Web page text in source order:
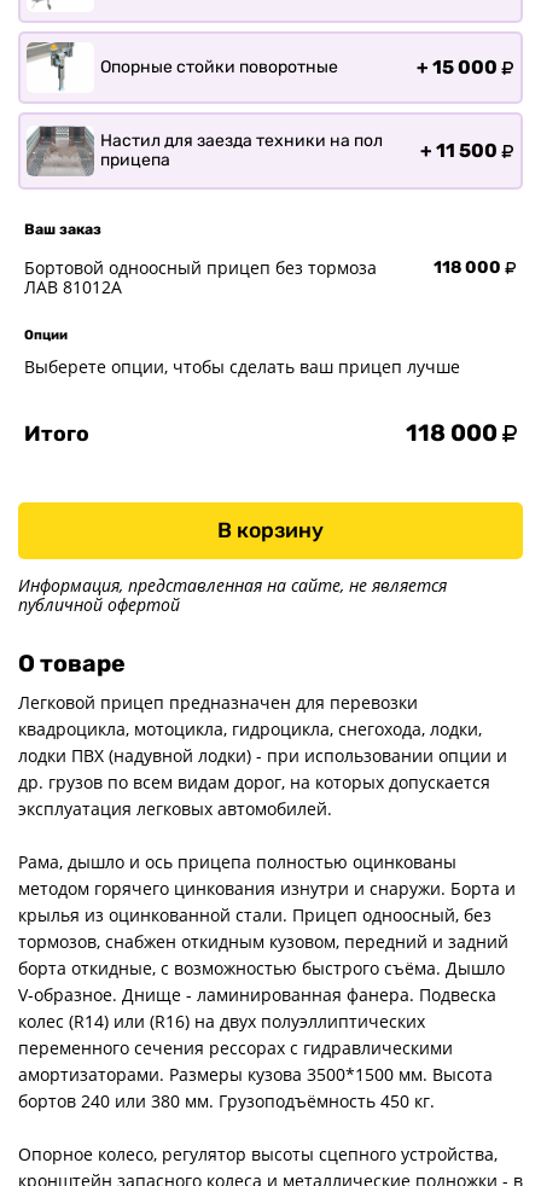
Опорные стойки поворотные + 15 000
Настил для заезда техники на пол
прицепа
+ 11 500
Ваш заказ
Бортовой одноосный прицеп без тормоза
ЛАВ 81012A
118 000
Опции
Выберете опции, чтобы сделать ваш прицеп лучше
Итого 118 000
В корзину
Информация, представленная на сайте, не является
публичной офертой
О товаре
Легковой прицеп предназначен для перевозки
квадроцикла, мотоцикла, гидроцикла, снегохода, лодки,
лодки ПВХ (надувной лодки) - при использовании опции и
др. грузов по всем видам дорог, на которых допускается
эксплуатация легковых автомобилей.
Рама, дышло и ось прицепа полностью оцинкованы
методом горячего цинкования изнутри и снаружи. Борта и
крылья из оцинкованной стали. Прицеп одноосный, без
тормозов, снабжен откидным кузовом, передний и задний
борта откидные, с возможностью быстрого съёма. Дышло
V-образное. Днище - ламинированная фанера. Подвеска
колес (R14) или (R16) на двух полуэллиптических
переменного сечения рессорах с гидравлическими
амортизаторами. Размеры кузова 3500*1500 мм. Высота
бортов 240 или 380 мм. Грузоподъёмность 450 кг.
Опорное колесо, регулятор высоты сцепного устройства,
кронштейн запасного колеса и металлические подножки - в